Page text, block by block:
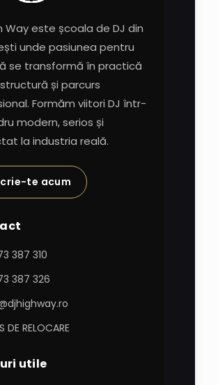
Way este școala de DJ din
unde pasiunea pentru
se transformă în practică
și parcurs
Formăm viitori DJ într-
modern, serios și
la industria reală.
te acum
387 310
387 326
DE RELOCARE
utile